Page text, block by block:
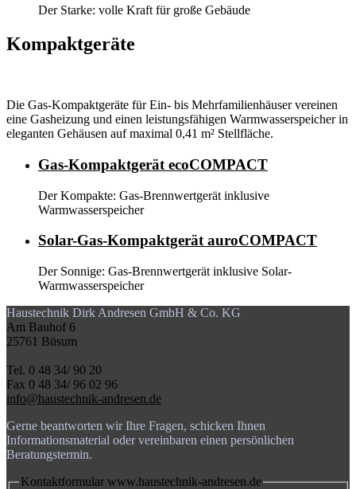
Der Starke: volle Kraft für große Gebäude
Kompaktgeräte
Die Gas-Kompaktgeräte für Ein- bis Mehrfamilienhäuser vereinen
eine Gasheizung und einen leistungsfähigen Warmwasserspeicher in
eleganten Gehäusen auf maximal 0,41 m² Stellfläche.
Gas-Kompaktgerät ecoCOMPACT
Der Kompakte: Gas-Brennwertgerät inklusive
Warmwasserspeicher
Solar-Gas-Kompaktgerät auroCOMPACT
Der Sonnige: Gas-Brennwertgerät inklusive Solar-
Warmwasserspeicher
Haustechnik Dirk Andresen GmbH & Co. KG
Am Bauhof 6
25761 Büsum
Tel. 0 48 34/ 90 20
Fax 0 48 34/ 96 02 96
info@haustechnik-andresen.de
Gerne beantworten wir Ihre Fragen, schicken Ihnen
Informationsmaterial oder vereinbaren einen persönlichen
Beratungstermin.
Kontaktformular www.haustechnik-andresen.de